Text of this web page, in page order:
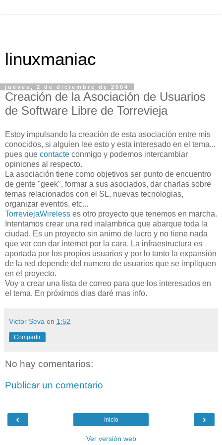
linuxmaniac
jueves, 2 de diciembre de 2004
Creación de la Asociación de Usuarios
de Software Libre de Torrevieja
Estoy impulsando la creación de esta asociación entre mis
conocidos, si alguien lee esto y esta interesado en el tema...
pues que contacte conmigo y podemos intercambiar
opiniones al respecto.
La asociación tiene como objetivos ser punto de encuentro
de gente "geek", formar a sus asociados, dar charlas sobre
temas relacionados con el SL, nuevas tecnologias,
organizar eventos, etc...
TorreviejaWireless es otro proyecto que tenemos en marcha.
Intentamos crear una red inalambrica que abarque toda la
ciudad. Es un proyecto sin animo de lucro y no tiene nada
que ver con dar internet por la cara. La infraestructura es
aportada por los propios usuarios y por lo tanto la expansión
de la red depende del numero de usuarios que se impliquen
en el proyecto.
Voy a crear una lista de correo para que los interesados en
el tema. En próximos dias daré mas info.
Victor Seva en 1:52
Compartir
No hay comentarios:
Publicar un comentario
‹ ›
Inicio
Ver versión web